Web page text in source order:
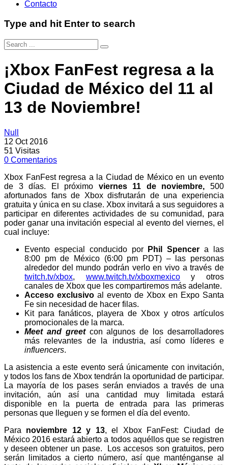
Contacto
Type and hit Enter to search
¡Xbox FanFest regresa a la
Ciudad de México del 11 al
13 de Noviembre!
Null
12 Oct 2016
51 Visitas
0 Comentarios
Xbox FanFest regresa a la Ciudad de México en un evento
de 3 días. El próximo viernes 11 de noviembre,500
afortunados fans de Xbox disfrutarán de una experiencia
gratuita y única en su clase. Xbox invitará a sus seguidores a
participar en diferentes actividades de su comunidad, para
poder ganar una invitación especial al evento del viernes, el
cual incluye:
Evento especial conducido porPhil Spencer a las
8:00 pm de México (6:00 pm PDT) – las personas
alrededor del mundo podrán verlo en vivo a través de
twitch.tv/xbox, www.twitch.tv/xboxmexicoy otros
canales de Xbox que les compartiremos más adelante.
Acceso exclusivo al evento de Xbox en Expo Santa
Fe sin necesidad de hacer filas.
Kit para fanáticos, playera de Xbox y otros artículos
promocionales de la marca.
Meet and greet con algunos de los desarrolladores
más relevantes de la industria, así como líderes e
influencers.
La asistencia a este evento será únicamente con invitación,
y todos los fans de Xbox tendrán la oportunidad de participar.
La mayoría de los pases serán enviados a través de una
invitación, aún así una cantidad muy limitada estará
disponible en la puerta de entrada para las primeras
personas que lleguen y se formen el día del evento.
Para noviembre 12 y 13, el Xbox FanFest: Ciudad de
México 2016 estará abierto a todos aquéllos que se registren
y deseen obtener un pase. Los accesos son gratuitos, pero
serán limitados a cierto número, así que manténganse al